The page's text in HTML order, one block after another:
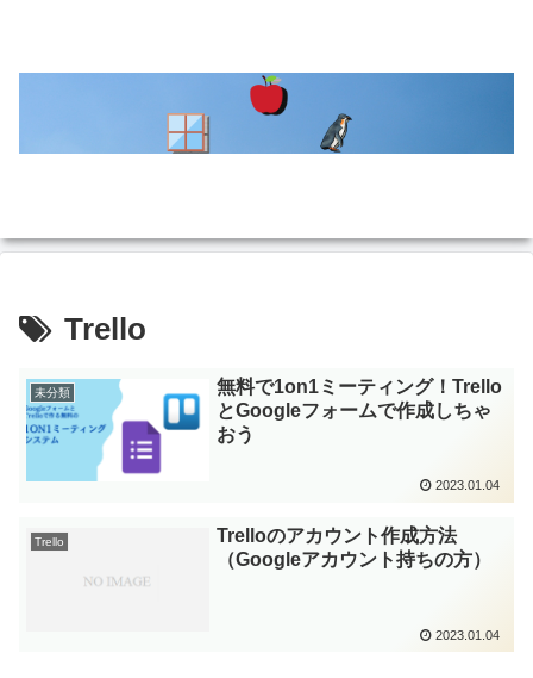
Trello
未分類
無料で1on1ミーティング！Trello
とGoogleフォームで作成しちゃ
おう
2023.01.04
Trello
Trelloのアカウント作成方法
（Googleアカウント持ちの方）
2023.01.04